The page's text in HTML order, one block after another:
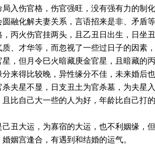
入伤官格，伤官强旺，没有强有力的制
融化解夫妻关系，言语招来是非、矛盾等
，丙火伤官挂两头，且乙丑日出生，日坐
质、才华等，而忽视了一些过日子的因素
，但月令巳火暗藏庚金官星，且暗藏的
来得比较晚，异性缘分不佳，未来婚后
杀夫星不显，日支丑土为官杀墓，为夫星
且比自己大一些的人为好，年龄比自己打
丑大运，为寡宿的大运，也不利姻缘，
姻宫逢合，有遇到和结婚的运气。